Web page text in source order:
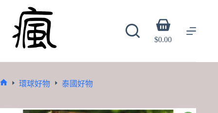
content
Shopping
cart
$0.00
環球好物 泰國好物